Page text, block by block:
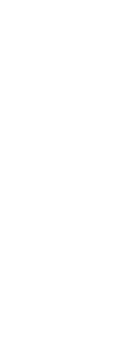
gửi, cho thuê thiết bị